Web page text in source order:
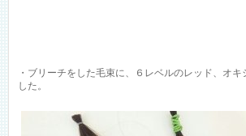
・ブリーチをした毛束に、６レベルのレッド、オキ
した。